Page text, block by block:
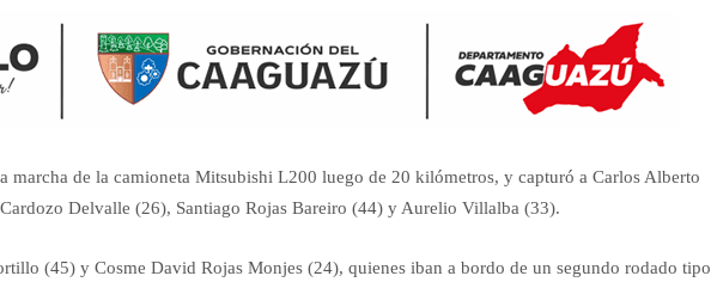
marcha de la camioneta Mitsubishi L200 luego de 20 kilómetros, y capturó a Carlos Alberto
Delvalle (26), Santiago Rojas Bareiro (44) y Aurelio Villalba (33).
(45) y Cosme David Rojas Monjes (24), quienes iban a bordo de un segundo rodado tipo